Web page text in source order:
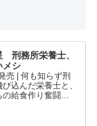
刑務所栄養士、
メシ
売 | 何も知らず刑
込んだ栄養士と、
給食作り奮闘